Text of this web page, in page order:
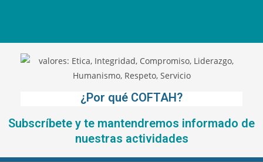
¿Por qué COFTAH?
Subscríbete y te mantendremos informado de
nuestras actividades